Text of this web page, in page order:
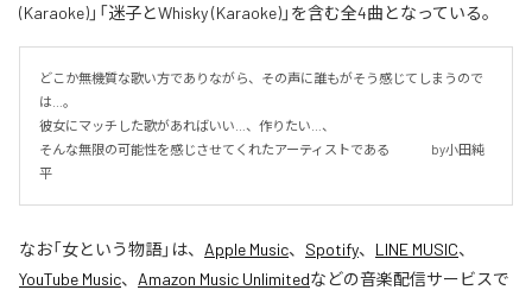
(Karaoke)」「迷子とWhisky (Karaoke)」を含む全4曲となっている。
どこか無機質な歌い方でありながら、その声に誰もがそう感じてしまうので
は…。
彼女にマッチした歌があればいい…、作りたい…、
そんな無限の可能性を感じさせてくれたアーティストである 　　　by小田純
平
なお「女という物語」は、 Apple Music、 Spotify、 LINE MUSIC、
YouTube Music、 Amazon Music Unlimitedなどの音楽配信サービスで